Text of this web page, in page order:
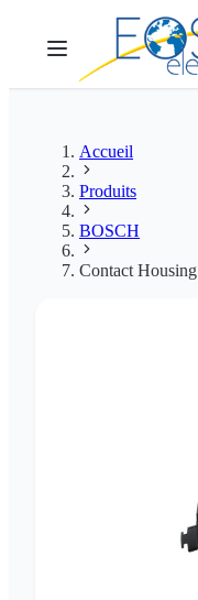
Accueil
Produits
BOSCH
Contact Housing